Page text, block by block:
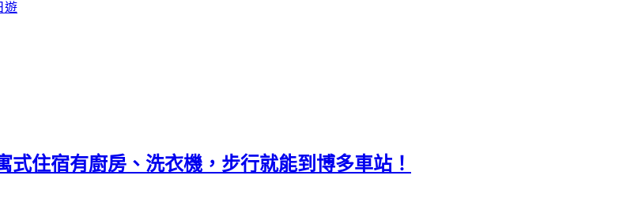
遊
住宿有廚房、洗衣機，步行就能到博多車站！